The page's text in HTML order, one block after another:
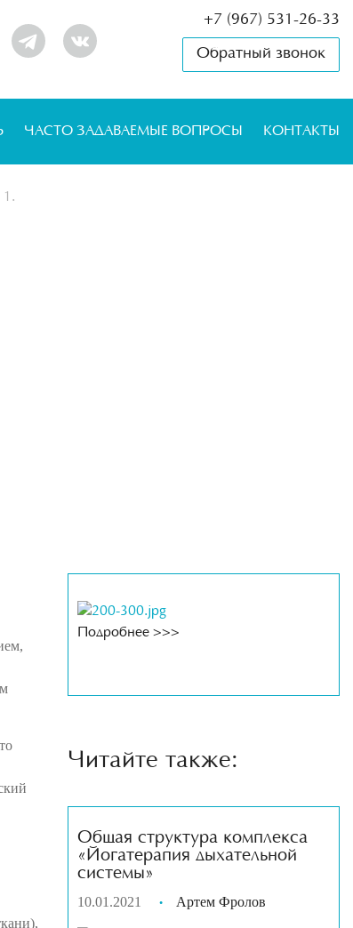
+7 (967) 531-26-33
Обратный звонок
ЧАСТО ЗАДАВАЕМЫЕ ВОПРОСЫ КОНТАКТЫ
1.
Подробнее >>>
Читайте также:
Общая структура комплекса
«Йогатерапия дыхательной
системы»
10.01.2021 Артем Фролов